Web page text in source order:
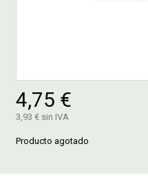
4,75 €
3,93 € sin IVA
Producto agotado